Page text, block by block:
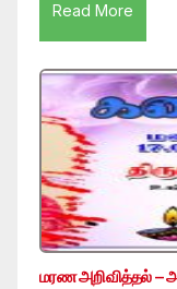
Read More
மரண அறிவித்தல் –